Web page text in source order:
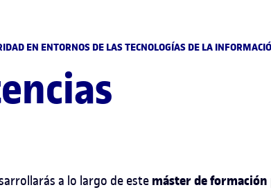
EN ENTORNOS DE LAS TECNOLOGÍAS DE LA
a lo largo de este máster de